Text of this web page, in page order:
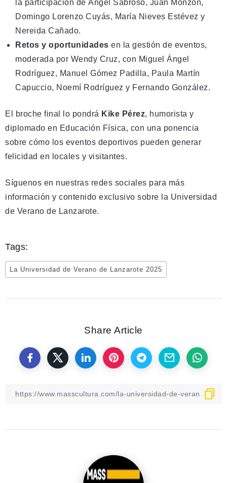
la participación de Ángel Sabroso, Juan Monzón,
Domingo Lorenzo Cuyás, María Nieves Estévez y
Nereida Cañado.
Retos y oportunidades en la gestión de eventos,
moderada por Wendy Cruz, con Miguel Ángel
Rodríguez, Manuel Gómez Padilla, Paula Martín
Capuccio, Noemí Rodríguez y Fernando González.
El broche final lo pondrá Kike Pérez, humorista y
diplomado en Educación Física, con una ponencia
sobre cómo los eventos deportivos pueden generar
felicidad en locales y visitantes.
Síguenos en nuestras redes sociales para más
información y contenido exclusivo sobre la Universidad
de Verano de Lanzarote.
Tags:
La Universidad de Verano de Lanzarote 2025
Share Article